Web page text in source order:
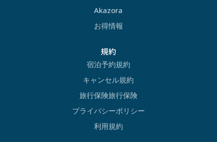
Akazora
お得情報
規約
宿泊予約規約
キャンセル規約
旅行保険旅行保険
プライバシーポリシー
利用規約